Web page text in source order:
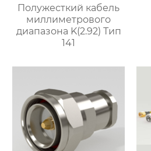
Полужесткий кабель
миллиметрового
диапазона K(2.92) Тип
141